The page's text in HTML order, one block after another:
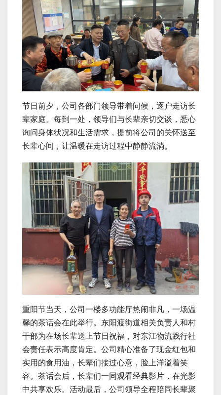
节日前夕，公司各部门领导带着问候，逐户走访长
辈家庭。每到一处，领导们与长辈亲切交谈，悉心
询问身体状况和生活需求，提前将公司的关怀送至
长辈心间，让温暖在走访过程中静静流淌。
重阳节当天，公司一楼多功能厅热闹非凡，一场温
馨的茶话会在此举行。东阳渡街道相关负责人和村
干部为在场长辈送上节日祝福，对东江物流践行社
会责任表示高度肯定。公司精心准备了现金红包和
实用的食用油，长辈们接过心意，脸上洋溢着笑
容。茶话会后，长辈们一同观看经典影片，在光影
中共享欢乐。活动最后，公司领导全程陪同长辈聚